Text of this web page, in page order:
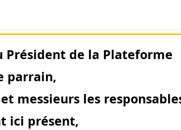
Président de la Plateforme
parrain,
messieurs les
ici présent,